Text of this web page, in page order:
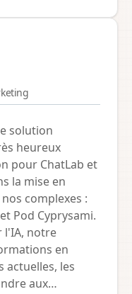
solution
heureux
pour ChatLab et
la mise en
complexes :
Pod Cyprysami.
l'IA, notre
en
actuelles, les
aux